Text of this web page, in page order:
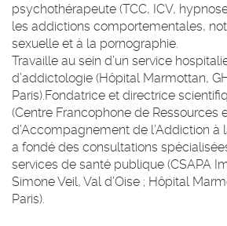
psychothérapeute (TCC, ICV,
les addictions comportementales,
sexuelle et à la pornographie.
Travaille au sein d’un service
d’addictologie (Hôpital Marmottan,
Paris).Fondatrice et directrice
(Centre Francophone de Ressources
d’Accompagnement de l’Addiction à
a fondé des consultations
services de santé publique (CSAPA
Simone Veil, Val d’Oise ; Hôpital
Paris).